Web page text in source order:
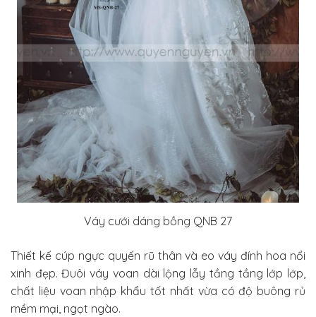
Váy cưới dáng bồng QNB 27
Thiết kế cúp ngực quyến rũ thân và eo váy đính hoa nổi
xinh đẹp. Đuôi váy voan dài lộng lẫy tầng tầng lớp lớp,
chất liệu voan nhập khẩu tốt nhất vừa có độ buông rủ
mềm mại, ngọt ngào.